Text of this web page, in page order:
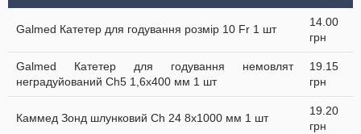
Galmed Катетер для годування розмір 10 Fr 1 шт
14.00
грн
Galmed Катетер для годування немовлят
неградуйований Ch5 1,6x400 мм 1 шт
19.15
грн
Каммед Зонд шлунковий Ch 24 8х1000 мм 1 шт
19.20
грн